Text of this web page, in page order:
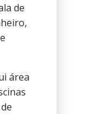
de
área